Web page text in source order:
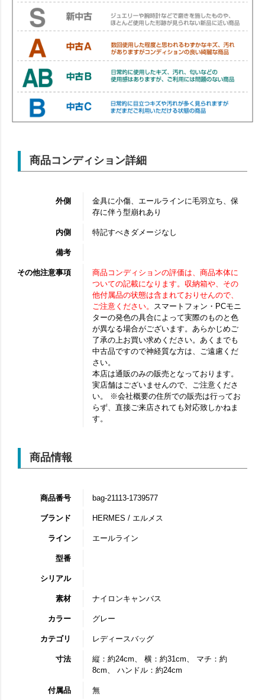
商品コンディション詳細
外側
金具に小傷、エールラインに毛羽立ち、保
存に伴う型崩れあり
内側 特記すべきダメージなし
備考
その他注意事項
商品コンディションの評価は、商品本体に
ついての記載になります。収納箱や、その
他付属品の状態は含まれておりせんので、
ご注意ください。 スマートフォン・PCモニ
ターの発色の具合によって実際のものと色
が異なる場合がございます。あらかじめご
了承の上お買い求めください。あくまでも
中古品ですので神経質な方は、ご遠慮くだ
さい。
本店は通販のみの販売となっております。
実店舗はございませんので、ご注意くださ
い。 ※会社概要の住所での販売は行ってお
らず、直接ご来店されても対応致しかねま
す。
商品情報
商品番号 bag-21113-1739577
ブランド HERMES / エルメス
ライン エールライン
型番
シリアル
素材 ナイロンキャンバス
カラー グレー
カテゴリ レディースバッグ
寸法
縦：約24cm、 横：約31cm、 マチ：約
8cm、 ハンドル：約24cm
付属品 無